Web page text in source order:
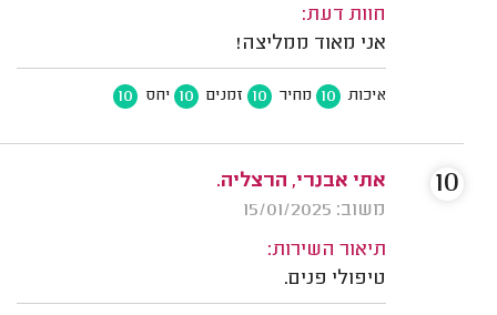
חוות דעת:
אני מאוד ממליצה!
איכות 10 מחיר 10 זמנים 10 יחס 10
אתי אבנרי, הרצליה.
משוב: 15/01/2025
תיאור השירות:
טיפולי פנים.
10